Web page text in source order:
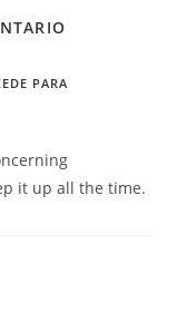
PARA
it up all the time.